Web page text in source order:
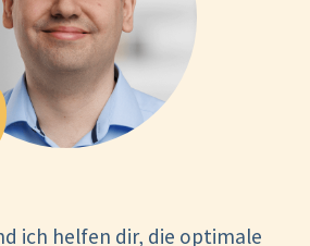
ich helfen dir, die optimale